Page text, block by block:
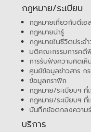
กฎหมาย/ระเบียบ
กฎหมายเกี่ยวกับดีเอ
กฎหมายน่ารู้
กฎหมายในชีวิตประจ
มติคณะกรรมการคดี
การรับฟังความคิดเ
ศูนย์ข้อมูลข่าวสาร
ข้อมูลกราฟิก
กฎหมาย/ระเบียบฯ
กฎหมาย/ระเบียบฯ ที่
บันทึกข้อตกลงความ
บริการ